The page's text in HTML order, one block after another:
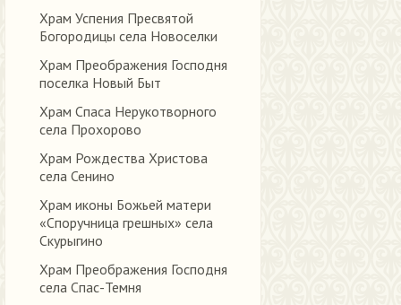
Храм Успения Пресвятой
Богородицы села Новоселки
Храм Преображения Господня
поселка Новый Быт
Храм Спаса Нерукотворного
села Прохорово
Храм Рождества Христова
села Сенино
Храм иконы Божьей матери
«Споручница грешных» села
Скурыгино
Храм Преображения Господня
села Спас-Темня